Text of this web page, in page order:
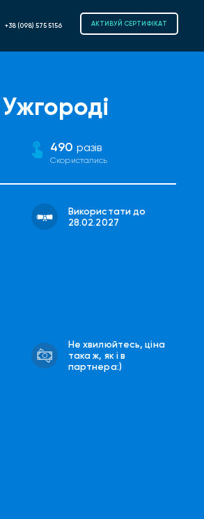
+38 (098) 575 5156 АКТИВУЙ СЕРТИФІКАТ
490 разів
Скористались
Використати до
28.02.2027
Не хвилюйтесь, ціна
така ж, як і в
партнера:)